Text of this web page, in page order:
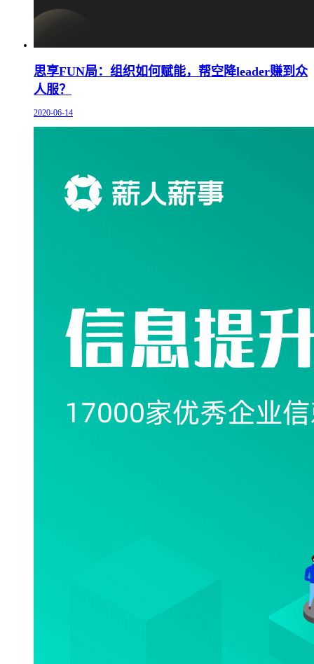
思享FUN局：组织如何赋能，帮空降leader赚到众
人服？
2020-06-14